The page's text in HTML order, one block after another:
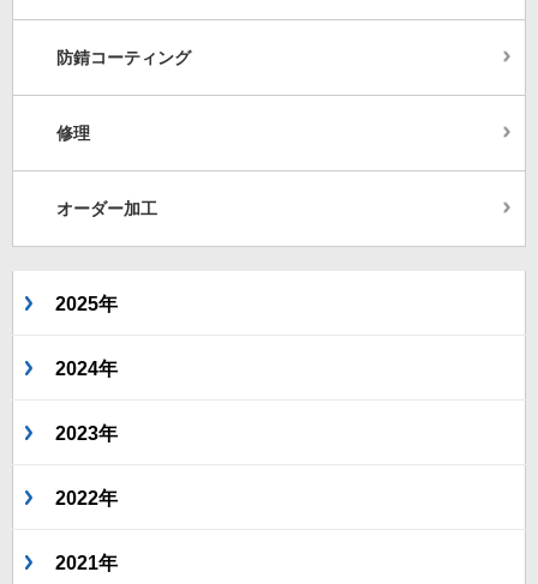
防錆コーティング
修理
オーダー加工
2025年
2024年
2023年
2022年
2021年